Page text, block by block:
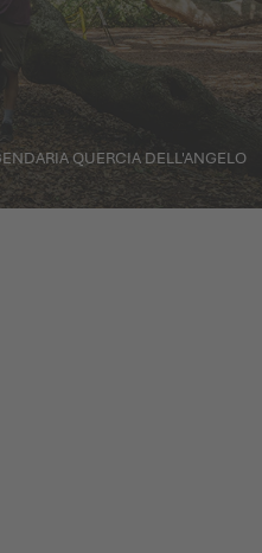
QUERCIA DELL'ANGELO